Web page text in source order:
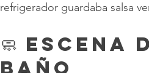
refrigerador guardaba salsa
🧼